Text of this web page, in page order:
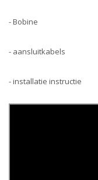
- Bobine
- aansluitkabels
- installatie instructie